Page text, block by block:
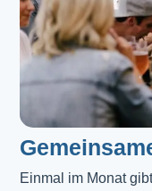
Einmal im Monat